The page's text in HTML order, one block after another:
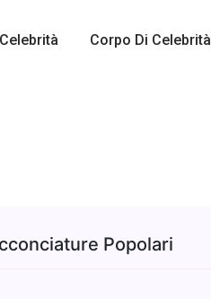
Corpo Di Celebrità
Popolari